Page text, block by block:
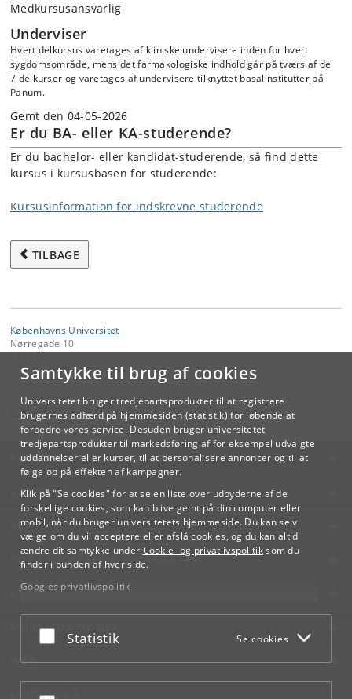
Samtykke til brug af cookies
Universitetet bruger tredjepartsprodukter til at registrere
brugernes adfærd på hjemmesiden (statistik) for løbende at
forbedre vores service. Desuden bruger universitetet
tredjepartsprodukter til markedsføring af for eksempel udvalgte
uddannelser eller kurser, til at personalisere annoncer og til at
følge op på effekten af kampagner.
Klik på "Se cookies" for at se en liste over udbyderne af de
forskellige cookies, som kan blive gemt på din computer eller
mobil, når du bruger universitetets hjemmeside. Du kan selv
vælge om du vil acceptere eller afslå cookies, og du kan altid
ændre dit samtykke under Cookie- og privatlivspolitiksom du
finder i bunden af hver side.
Googles privatlivspolitik
Acceptér eller afslå
Statistik Se cookies
Medkursusansvarlig
Underviser
Hvert delkursus varetages af kliniske undervisere inden for hvert
sygdomsområde, mens det farmakologiske indhold går på tværs af de
7 delkurser og varetages af undervisere tilknyttet basalinstitutter på
Panum.
Gemt den 04-05-2026
Er du BA- eller KA-studerende?
Er du bachelor- eller kandidat-studerende, så find dette
kursus i kursusbasen for studerende:
Kursusinformation for indskrevne studerende
TILBAGE
Københavns Universitet
Nørregade 10
Videreuddannelse og Livslang Læring
lifelonglearning@adm.ku.dk
KØBENHAVNS UNIVERSITET
KONTAKT
SERVICES
FOR STUDERENDE OG ANSATTE
JOB OG KARRIERE
NØDSITUATIONER
WEB
MØD KU PÅ